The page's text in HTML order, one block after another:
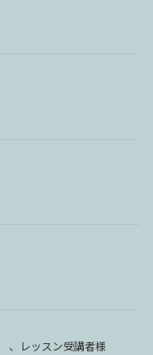
、 レッスン受講者様